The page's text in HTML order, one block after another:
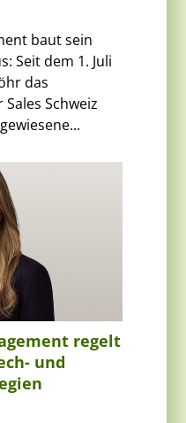
baut sein
Seit dem 1. Juli
das
Schweiz
regelt
und